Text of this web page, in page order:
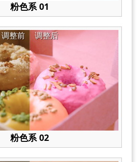
粉色系 01
调整后
调整前
粉色系 02